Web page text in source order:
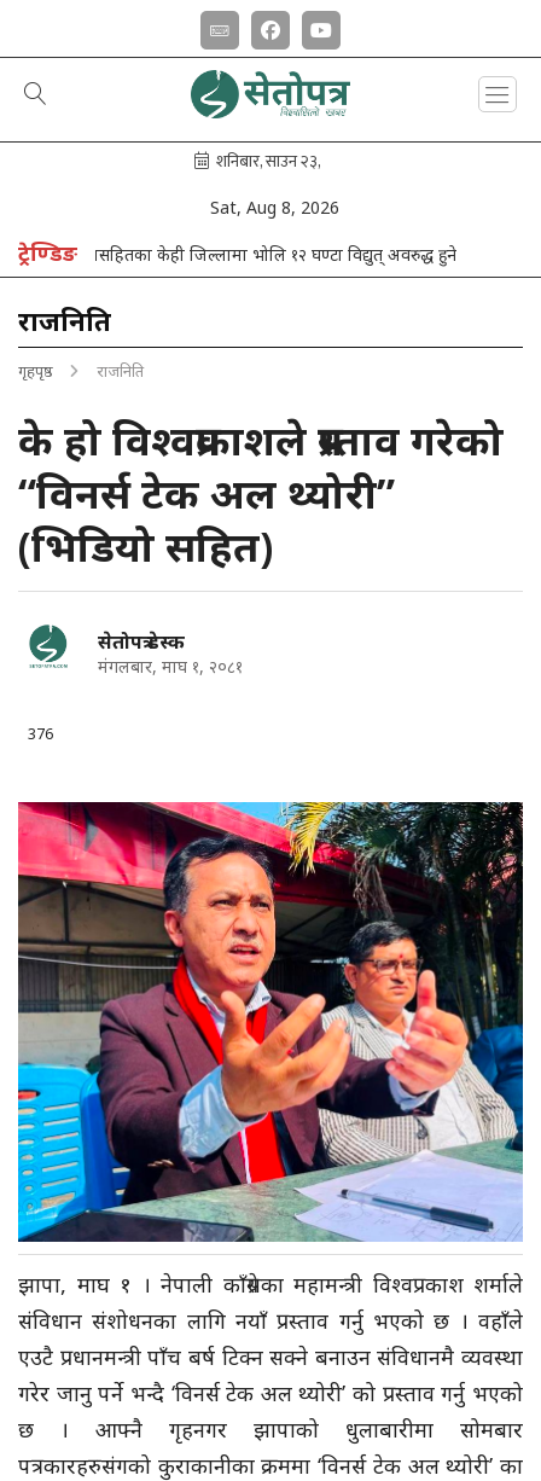
Sat, Aug 8, 2026
ट्रेण्डिङ
झापासहितका केही जिल्लामा भोलि १२ घण्टा विद्युत् अवरुद्ध हुने
राजनिति
गृहपृष्ठ राजनिति
के हो विश्वप्रकाशले प्रस्ताव गरेको
“विनर्स टेक अल थ्योरी”
(भिडियो सहित)
सेतोपत्र डेस्क
मंगलबार, माघ १, २०८१
376
झापा, माघ १ । नेपाली काँग्रेसका महामन्त्री विश्वप्रकाश शर्माले
संविधान संशोधनका लागि नयाँ प्रस्ताव गर्नु भएको छ । वहाँले
एउटै प्रधानमन्त्री पाँच बर्ष टिक्न सक्ने बनाउन संविधानमै व्यवस्था
गरेर जानु पर्ने भन्दै ‘विनर्स टेक अल थ्योरी’ को प्रस्ताव गर्नु भएको
छ । आफ्नै गृहनगर झापाको धुलाबारीमा सोमबार
पत्रकारहरुसंगको कुराकानीका क्रममा ‘विनर्स टेक अल थ्योरी’ का